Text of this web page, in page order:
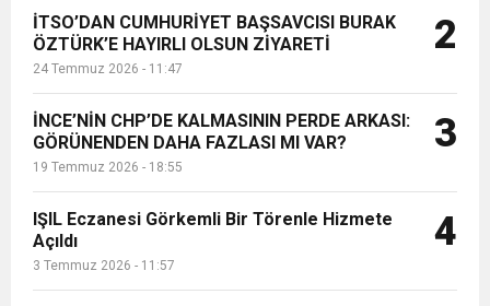
KARAÇAY’A SEVGİ SELİ
18:22 BAŞKAN SAMİ ÜSTÜN’DEN
GÖNÜLLERE DOKUNAN ZİYARET
İTSO’DAN CUMHURİYET BAŞSAVCISI BURAK
ÖZTÜRK’E HAYIRLI OLSUN ZİYARETİ
24 Temmuz 2026 - 11:47
2
İNCE’NİN CHP’DE KALMASININ PERDE ARKASI:
GÖRÜNENDEN DAHA FAZLASI MI VAR?
19 Temmuz 2026 - 18:55
3
IŞIL Eczanesi Görkemli Bir Törenle Hizmete
Açıldı
3 Temmuz 2026 - 11:57
4